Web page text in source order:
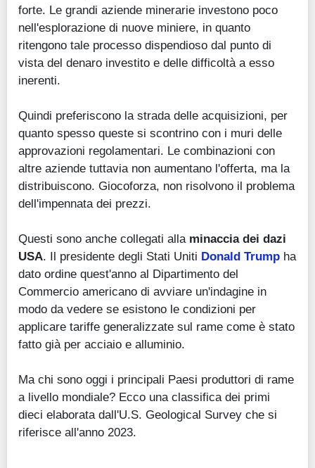
forte. Le grandi aziende minerarie investono poco
nell'esplorazione di nuove miniere, in quanto
ritengono tale processo dispendioso dal punto di
vista del denaro investito e delle difficoltà a esso
inerenti.
Quindi preferiscono la strada delle acquisizioni, per
quanto spesso queste si scontrino con i muri delle
approvazioni regolamentari. Le combinazioni con
altre aziende tuttavia non aumentano l'offerta, ma la
distribuiscono. Giocoforza, non risolvono il problema
dell'impennata dei prezzi.
Questi sono anche collegati alla minaccia dei dazi
USA. Il presidente degli Stati Uniti Donald Trump ha
dato ordine quest'anno al Dipartimento del
Commercio americano di avviare un'indagine in
modo da vedere se esistono le condizioni per
applicare tariffe generalizzate sul rame come è stato
fatto già per acciaio e alluminio.
Ma chi sono oggi i principali Paesi produttori di rame
a livello mondiale? Ecco una classifica dei primi
dieci elaborata dall'U.S. Geological Survey che si
riferisce all'anno 2023.